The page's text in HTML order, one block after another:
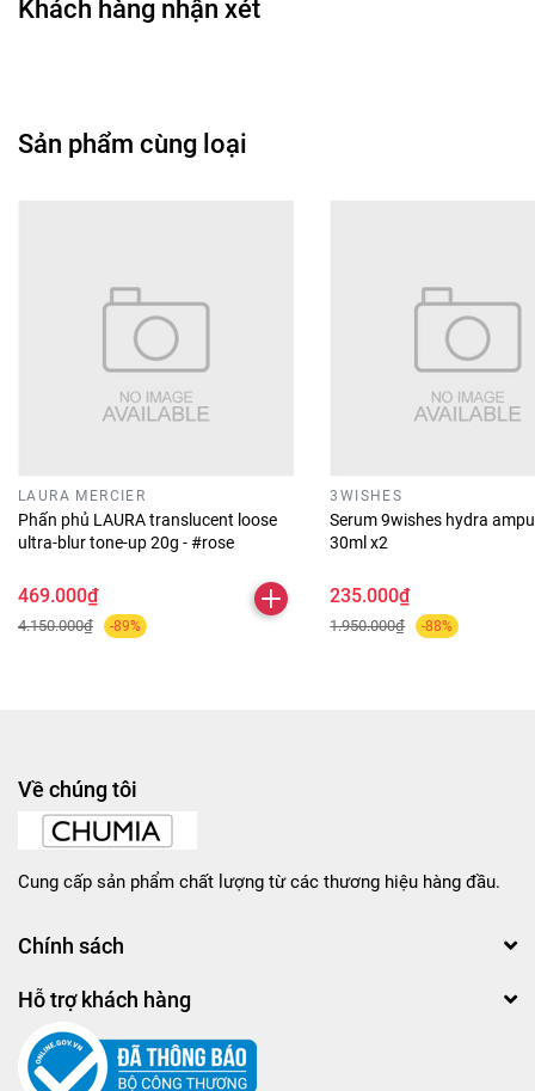
Khách hàng nhận xét
Sản phẩm cùng loại
LAURA MERCIER
Phấn phủ LAURA translucent loose
ultra-blur tone-up 20g - #rose
469.000₫
4.150.000₫ -89%
3WISHES
Serum 9wishes hydra
30ml x2
235.000₫
1.950.000₫ -88%
Về chúng tôi
Cung cấp sản phẩm chất lượng từ các thương hiệu hàng đầu.
Chính sách
Hỗ trợ khách hàng